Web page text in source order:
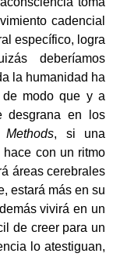
cadencial
específico, logra
deberíamos
la humanidad ha
modo que y a
desgrana en los
, si una
hace con un ritmo
áreas cerebrales
estará más en su
vivirá en un
de creer para un
lo atestiguan,